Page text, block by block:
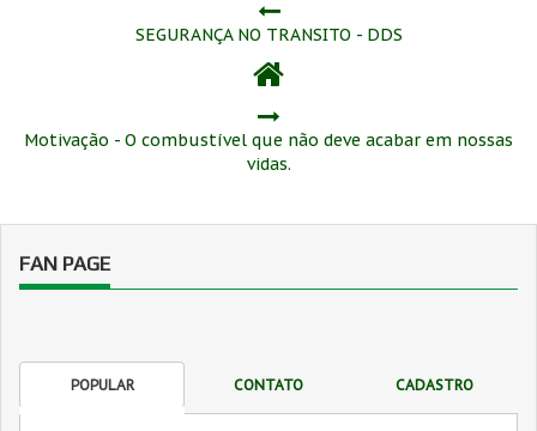
SEGURANÇA NO TRANSITO - DDS
Motivação - O combustível que não deve acabar em nossas
vidas.
FAN PAGE
POPULAR CONTATO CADASTRO